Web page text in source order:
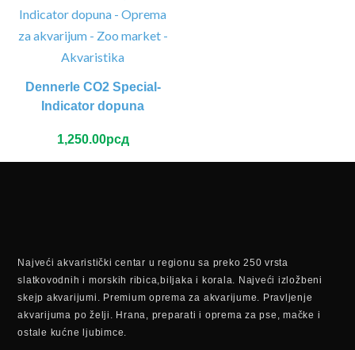
Dennerle CO2 Special-
Indicator dopuna
1,250.00рсд
Najveći akvaristički centar u regionu sa preko 250 vrsta
slatkovodnih i morskih ribica,biljaka i korala. Najveći izložbeni
skejp akvarijumi. Premium oprema za akvarijume. Pravljenje
akvarijuma po želji. Hrana, preparati i oprema za pse, mačke i
ostale kućne ljubimce.